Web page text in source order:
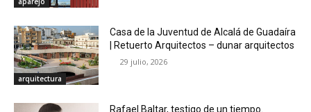
arquitectura
Casa de la Juventud de Alcalá de Guadaíra
| Retuerto Arquitectos – dunar arquitectos
29 julio, 2026
Rafael Baltar, testigo de un tiempo.